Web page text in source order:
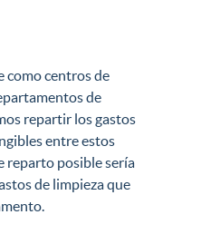
como centros de
de
repartir los gastos
entre estos
reparto posible sería
de limpieza que